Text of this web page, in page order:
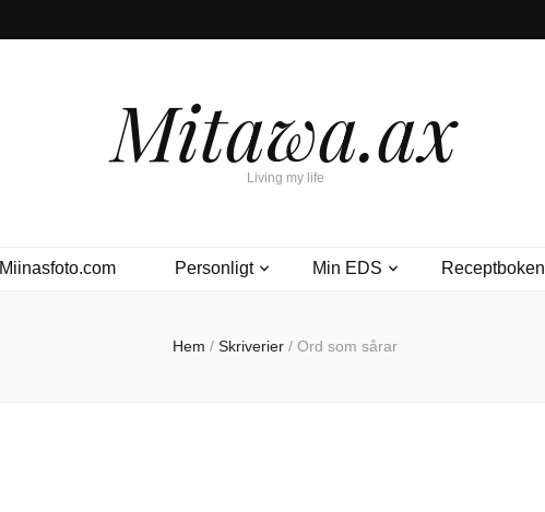
Mitawa.ax
Living my life
Miinasfoto.com Personligt Min EDS Receptboken
Hem / Skriverier / Ord som sårar